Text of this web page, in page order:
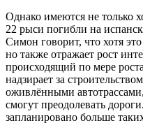
Однако имеются не только
22 рыси погибли на
Симон говорит, что хотя
но также отражает рост
происходящий по мере
надзирает за
оживлёнными
смогут преодолевать
запланировано больше